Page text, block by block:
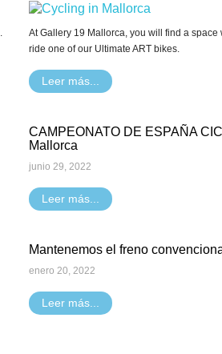
At Gallery 19 Mallorca, you will find a space
ride one of our Ultimate ART bikes.
Leer más...
CAMPEONATO DE ESPAÑA
Mallorca
junio 29, 2022
Leer más...
Mantenemos el freno
enero 20, 2022
Leer más...